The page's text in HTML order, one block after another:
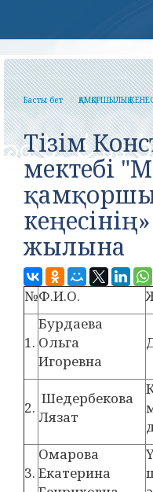
Басты бет ҚАМҚОРШЫЛЫҚ
Тізім
мектебі
жылына
№Ф.И.О.
1.
Бурдаева
Ольга
Игоревна
2.
Шедербекова
Лязат
3.
Омарова
Екатерина